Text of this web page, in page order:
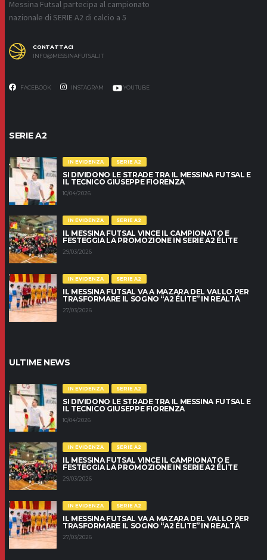
Messina Futsal partecipa al campionato
nazionale di SERIE A2 di calcio a 5
CONTATTACI
INFO@MESSINAFUTSAL.IT
FACEBOOK INSTAGRAM YOUTUBE
SERIE A2
IN EVIDENZA SERIE A2
SI DIVIDONO LE STRADE TRA IL MESSINA FUTSAL E
IL TECNICO GIUSEPPE FIORENZA
10/04/2026
IN EVIDENZA SERIE A2
IL MESSINA FUTSAL VINCE IL CAMPIONATO E
FESTEGGIA LA PROMOZIONE IN SERIE A2 ÉLITE
29/03/2026
IN EVIDENZA SERIE A2
IL MESSINA FUTSAL VA A MAZARA DEL VALLO PER
TRASFORMARE IL SOGNO “A2 ÉLITE” IN REALTÀ
27/03/2026
ULTIME NEWS
IN EVIDENZA SERIE A2
SI DIVIDONO LE STRADE TRA IL MESSINA FUTSAL E
IL TECNICO GIUSEPPE FIORENZA
10/04/2026
IN EVIDENZA SERIE A2
IL MESSINA FUTSAL VINCE IL CAMPIONATO E
FESTEGGIA LA PROMOZIONE IN SERIE A2 ÉLITE
29/03/2026
IN EVIDENZA SERIE A2
IL MESSINA FUTSAL VA A MAZARA DEL VALLO PER
TRASFORMARE IL SOGNO “A2 ÉLITE” IN REALTÀ
27/03/2026